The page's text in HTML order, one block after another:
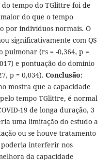
do tempo do TGlittre foi de
do que o tempo
por indivíduos normais. O
significativamente com QS
pulmonar (rs = -0,364, p =
e pontuação do domínio
p = 0,034). Conclusão:
mostra que a capacidade
tempo TGlittre, é normal
19 de longa duração, 3
uma limitação do estudo a
ou se houve tratamento
poderia interferir nos
da capacidade